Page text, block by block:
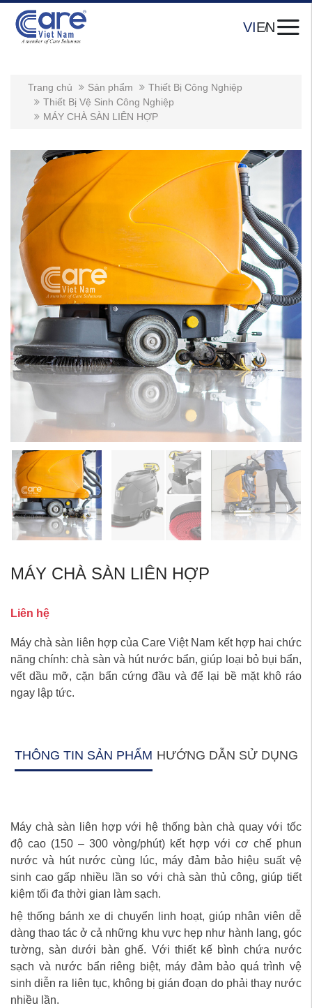
VIEN
Trang chủ Sản phẩm
Thiết Bị Công Nghiệp
Thiết Bị Vệ Sinh Công Nghiệp
MÁY CHÀ SÀN LIÊN HỢP
MÁY CHÀ SÀN LIÊN HỢP
Liên hệ
Máy chà sàn liên hợp của Care Việt Nam kết hợp hai chức
năng chính: chà sàn và hút nước bẩn, giúp loại bỏ bụi bẩn,
vết dầu mỡ, cặn bẩn cứng đầu và để lại bề mặt khô ráo
ngay lập tức.
THÔNG TIN SẢN PHẨM HƯỚNG DẪN SỬ DỤNG
Máy chà sàn liên hợp với hệ thống bàn chà quay với tốc
độ cao (150 – 300 vòng/phút) kết hợp với cơ chế phun
nước và hút nước cùng lúc, máy đảm bảo hiệu suất vệ
sinh cao gấp nhiều lần so với chà sàn thủ công, giúp tiết
kiệm tối đa thời gian làm sạch.
hệ thống bánh xe di chuyển linh hoạt, giúp nhân viên dễ
dàng thao tác ở cả những khu vực hẹp như hành lang, góc
tường, sàn dưới bàn ghế. Với thiết kế bình chứa nước
sạch và nước bẩn riêng biệt, máy đảm bảo quá trình vệ
sinh diễn ra liên tục, không bị gián đoạn do phải thay nước
nhiều lần.